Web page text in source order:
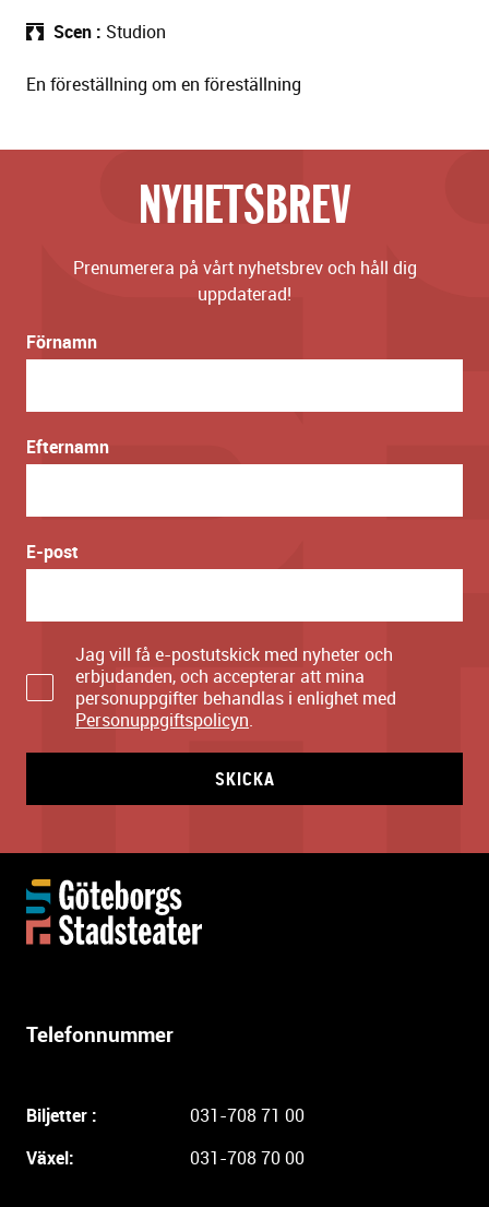
Scen Studion
En föreställning om en föreställning
NYHETSBREV
Prenumerera på vårt nyhetsbrev och håll dig
uppdaterad!
Förnamn
Efternamn
E-post
Jag vill få e-postutskick med nyheter och
erbjudanden, och accepterar att mina
personuppgifter behandlas i enlighet med
Personuppgiftspolicyn.
SKICKA
Telefonnummer
Biljetter :
031-708 71 00
Växel:
031-708 70 00